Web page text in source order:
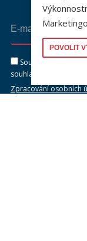
Souhlasím se
souhlasím se
Zpracování osobních
POVOLIT